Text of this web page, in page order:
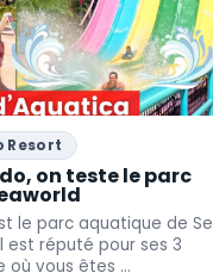
Resort
on teste le parc
le parc aquatique de
est réputé pour ses 3
vous êtes ...